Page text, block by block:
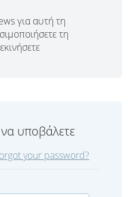
για αυτή τη
τη
να υποβάλετε
your password?